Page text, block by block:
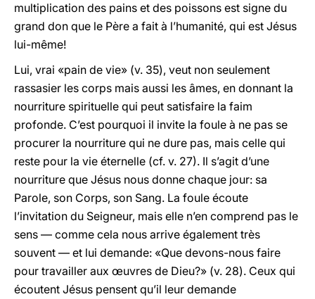
multiplication des pains et des poissons est signe du
grand don que le Père a fait à l’humanité, qui est Jésus
lui-même!
Lui, vrai «pain de vie» (v. 35), veut non seulement
rassasier les corps mais aussi les âmes, en donnant la
nourriture spirituelle qui peut satisfaire la faim
profonde. C’est pourquoi il invite la foule à ne pas se
procurer la nourriture qui ne dure pas, mais celle qui
reste pour la vie éternelle (cf. v. 27). Il s’agit d’une
nourriture que Jésus nous donne chaque jour: sa
Parole, son Corps, son Sang. La foule écoute
l’invitation du Seigneur, mais elle n’en comprend pas le
sens — comme cela nous arrive également très
souvent — et lui demande: «Que devons-nous faire
pour travailler aux œuvres de Dieu?» (v. 28). Ceux qui
écoutent Jésus pensent qu’il leur demande